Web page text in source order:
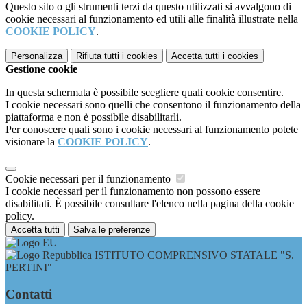
Questo sito o gli strumenti terzi da questo utilizzati si avvalgono di
cookie necessari al funzionamento ed utili alle finalità illustrate nella
COOKIE POLICY.
Personalizza Rifiuta tutti i cookies Accetta tutti i cookies
Gestione cookie
In questa schermata è possibile scegliere quali cookie consentire.
I cookie necessari sono quelli che consentono il funzionamento della
piattaforma e non è possibile disabilitarli.
Per conoscere quali sono i cookie necessari al funzionamento potete
visionare la COOKIE POLICY.
Cookie necessari per il funzionamento
I cookie necessari per il funzionamento non possono essere
disabilitati. È possibile consultare l'elenco nella pagina della cookie
policy.
Accetta tutti Salva le preferenze
ISTITUTO COMPRENSIVO STATALE "S.
PERTINI"
Contatti